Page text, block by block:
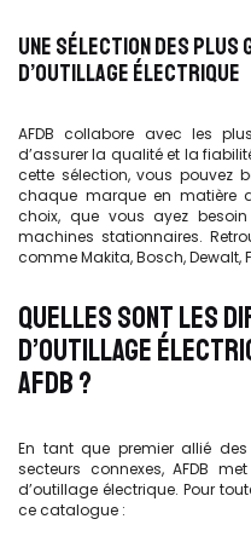
UNE SÉLECTION DES PLUS
D’OUTILLAGE ÉLECTRIQUE
AFDB collabore avec les
d’assurer la qualité et la
cette sélection, vous pouvez
chaque marque en matière
choix, que vous ayez
machines stationnaires.
comme Makita, Bosch, Dewalt,
QUELLES SONT LES
D’OUTILLAGE
AFDB ?
En tant que premier allié
secteurs connexes, AFDB
d’outillage électrique. Pour
ce catalogue :